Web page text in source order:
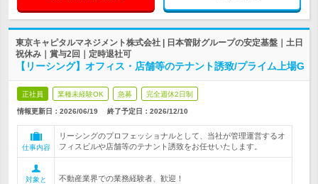
東京キャピタルマネジメント株式会社 | 日本管財グループの安定基盤｜土日
祝休み｜賞与2回｜定時退社可
【リーシング】オフィス・店舗等のテナント誘致/プライム上場G
正社員 業種未経験OK 急募 完全週休2日制
情報更新日：2026/06/19 終了予定日： 2026/12/10
仕事内容
リーシングのプロフェッショナルとして、当社が管理運営するオ
フィスビルや店舗等のテナント誘致をお任せいたします。
対象と
不動産業界での業務経験者、歓迎！